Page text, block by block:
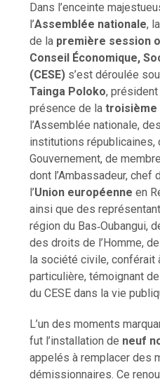
Dans l’enceinte
l’Assemblée nationale,
de la première session
Conseil Économique,
(CESE) s’est déroulée
Tainga Poloko, président
présence de latroisième
l’Assemblée nationale,
institutions républicaines,
Gouvernement, de
dont l’Ambassadeur, chef
l’Union européenneen
ainsi que des
région du Bas‑Oubangui,
des droits de l’Homme,
la société civile, conférait
particulière, témoignant
du CESE dans la vie
L’un des moments
fut l’installation de neuf
appelés à remplacer des
démissionnaires. Ce